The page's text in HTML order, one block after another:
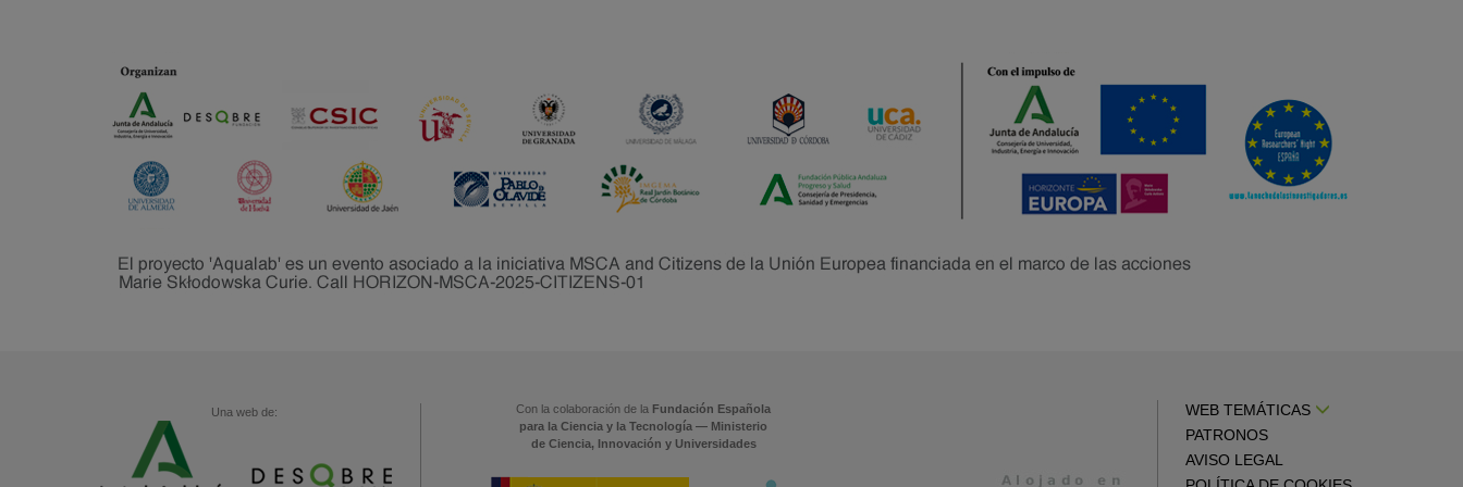
Una web de: Con la colaboración de la Fundación Española
para la Ciencia y la Tecnología — Ministerio
de Ciencia, Innovación y Universidades
WEB TEMÁTICAS
PATRONOS
AVISO LEGAL